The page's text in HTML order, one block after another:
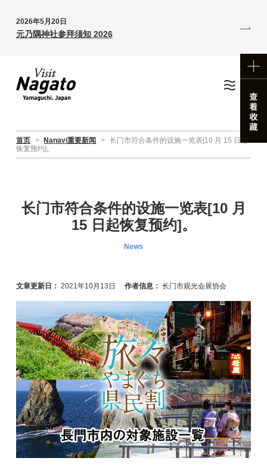
2026年5月20日
元乃隅神社参拜须知 2026
首页 > Nanavi重要新闻 > 长门市符合条件的设施一览表[10 月 15 日起
恢复预约]。
长门市符合条件的设施一览表[10 月
15 日起恢复预约]。
News
文章更新日： 2021年10月13日 作者信息： 长门市观光会展协会